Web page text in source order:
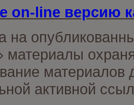
on-line версию
на
материалы
материалов
активной